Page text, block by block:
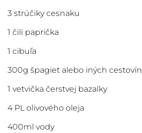
3 strúčiky cesnaku
1 čili paprička
1 cibuľa
300g špagiet alebo iných cestovín
1 vetvička čerstvej bazalky
4 PL olivového oleja
400ml vody